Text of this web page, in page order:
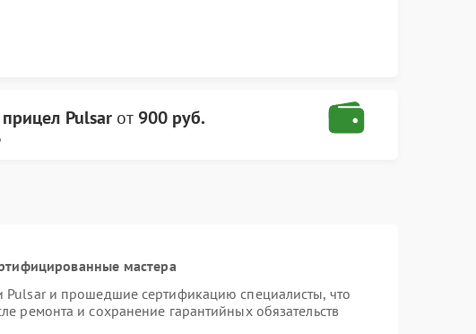
Pulsar от 900 руб.
мастера
Pulsar и прошедшие сертификацию специалисты, что
ремонта и сохранение гарантийных обязательств